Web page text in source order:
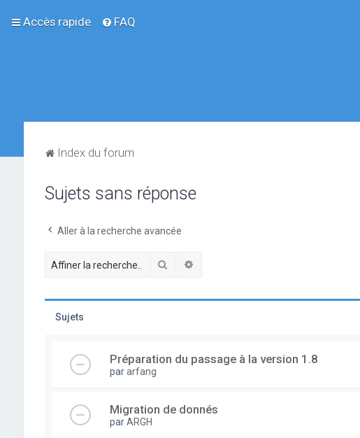
Accès rapide FAQ
Index du forum
Sujets sans réponse
Aller à la recherche avancée
Rechercher
Sujets
Préparation du passage à la version 1.8
pararfang
Migration de donnés
parARGH